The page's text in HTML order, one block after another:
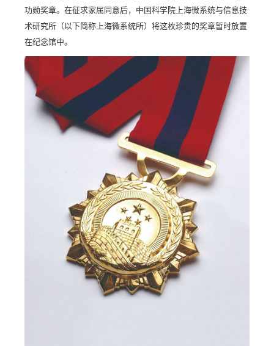
功勋奖章。在征求家属同意后，中国科学院上海微系统与信息技
术研究所（以下简称上海微系统所）将这枚珍贵的奖章暂时放置
在纪念馆中。